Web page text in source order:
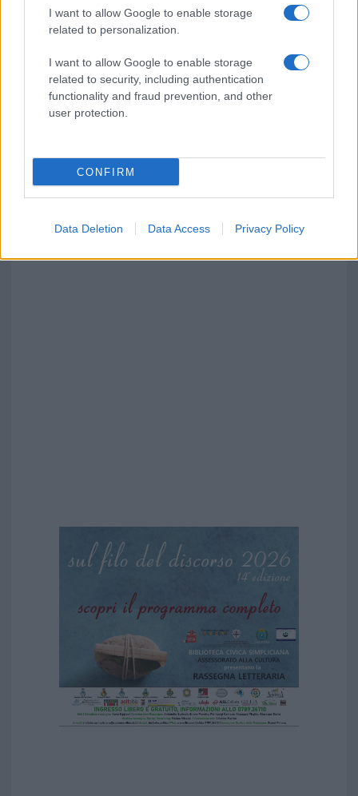
I want to allow Google to enable storage
related to personalization.
I want to allow Google to enable storage
related to security, including authentication
functionality and fraud prevention, and other
user protection.
CONFIRM
Data Deletion Data Access Privacy Policy